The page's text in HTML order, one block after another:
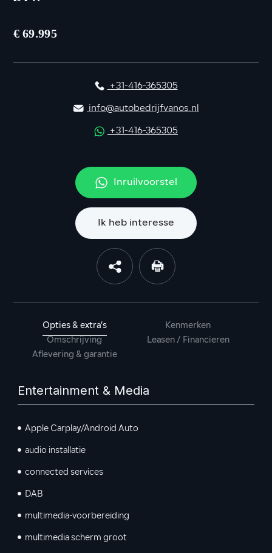
€ 69.995
+31-416-365305
info@autobedrijfvanos.nl
+31-416-365305
Inruilvoorstel
Ik heb interesse
Opties & extra’s
Kenmerken
Omschrijving
Leasen / Financieren
Aflevering & garantie
Entertainment & Media
Apple Carplay/Android Auto
audio installatie
connected services
DAB
multimedia-voorbereiding
multimedia scherm groot